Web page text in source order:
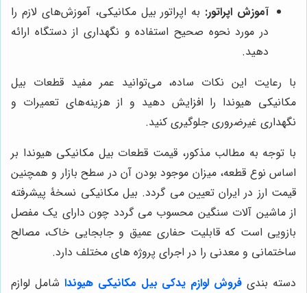
آموزش اپراتور: به اپراتور بیل مکانیکی، آموزش‌های لازم را
در مورد نحوه صحیح استفاده و نگهداری از دستگاه ارائه
دهید.
با رعایت این نکات ساده، می‌توانید عمر مفید قطعات بیل
مکانیکی هیوندا را افزایش دهید و از هزینه‌های تعمیرات و
نگهداری غیرضروری جلوگیری کنید.
با توجه به مطالب مذکور، قیمت قطعات بیل مکانیکی هیوندا بر
اساس نوع قطعه، میزان موجود بودن آن در سطح بازار و همچنین
قیمت ارز در ایران تعیین می گردد. بیل مکانیکی نسخۀ پیشرفته
از ماشین آلات سنگین محسوب می گردد چون دارای یک مفصل
بازویی است که قابلیت حفاری عمیق و جابجایی خاک، مصالح
ساختمانی و معدنی را در اجرای پروژه های مختلف دارد.
دسته بندی فروش لوازم یدکی بیل مکانیکی هیوندا شامل لوازم